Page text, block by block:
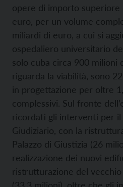
opere di importo superiore
euro, per un volume
miliardi di euro, a cui si
ospedaliero universitario
solo cuba circa 900 milioni
riguarda la viabilità, sono
in progettazione per oltre
complessivi. Sul fronte
ricordati gli interventi per il
Giudiziario, con la
Palazzo di Giustizia (26
realizzazione dei nuovi
ristrutturazione del
(33,3 milioni), oltre che gli